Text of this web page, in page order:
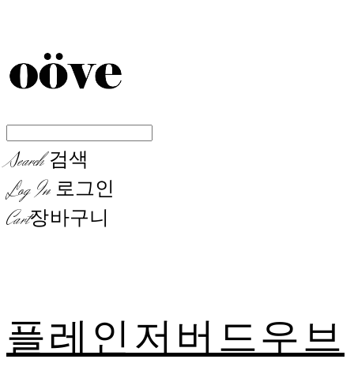
Search검색
Log In 로그인
Cart장바구니
플레인저버드우브